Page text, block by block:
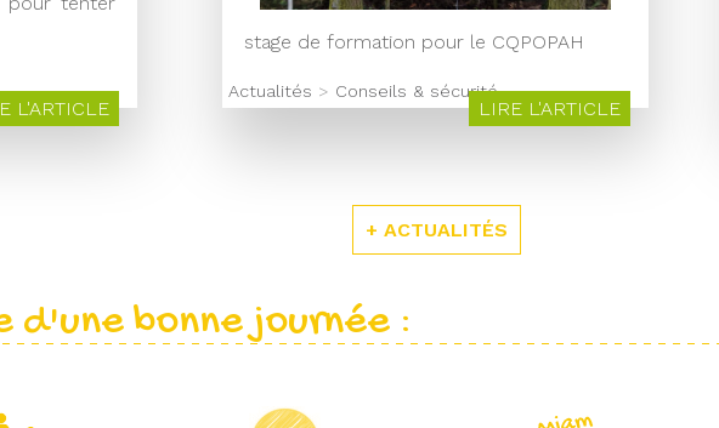
L'ARTICLE
stage de formation pour le CQPOPAH
Actualités > Conseils & sécurité
LIRE L'ARTICLE
+ ACTUALITÉS
d'une bonne journée :